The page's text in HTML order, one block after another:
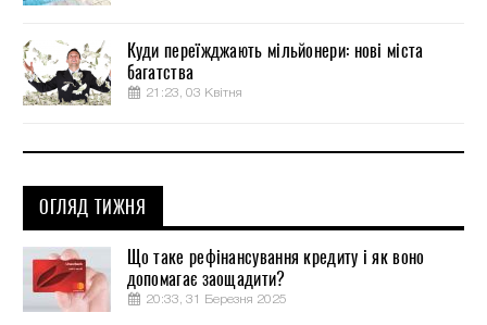
Куди переїжджають мільйонери: нові міста
багатства
21:23, 03 Квітня
ОГЛЯД ТИЖНЯ
Що таке рефінансування кредиту і як воно
допомагає заощадити?
20:33, 31 Березня 2025